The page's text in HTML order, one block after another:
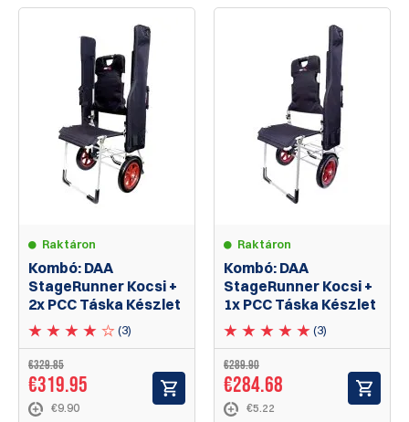
Raktáron
Kombó: DAA
StageRunner Kocsi +
2x PCC Táska Készlet
(3)
€329.85
€319.95
€9.90
Raktáron
Kombó: DAA
StageRunner Kocsi +
1x PCC Táska Készlet
(3)
€289.90
€284.68
€5.22